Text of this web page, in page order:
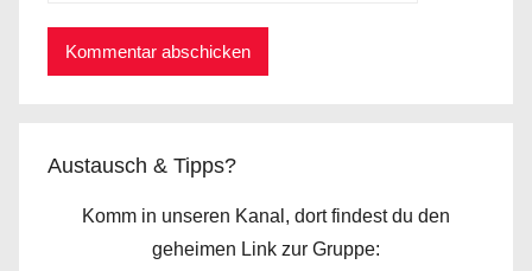
Austausch & Tipps?
Komm in unseren Kanal, dort findest du den
geheimen Link zur Gruppe: